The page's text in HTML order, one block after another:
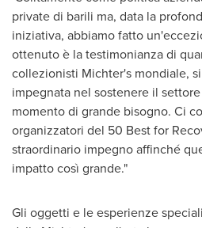
private di barili ma, data la
iniziativa, abbiamo fatto
ottenuto è la testimonianza di
collezionisti Michter's mondiale,
impegnata nel sostenere il
momento di grande bisogno. Ci
organizzatori del 50 Best for
straordinario impegno affinché
impatto così grande."
Gli oggetti e le esperienze